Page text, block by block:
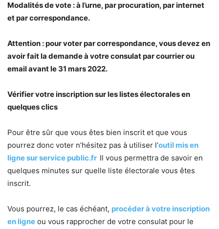
Modalités de vote : à l’urne, par procuration, par internet
et par correspondance.
Attention : pour voter par correspondance, vous devez en
avoir fait la demande à votre consulat par courrier ou
email avant le 31 mars 2022.
Vérifier votre inscription sur les listes électorales en
quelques clics
Pour être sûr que vous êtes bien inscrit et que vous
pourrez donc voter n’hésitez pas à utiliser l’outil mis en
ligne sur service public.fr Il vous permettra de savoir en
quelques minutes sur quelle liste électorale vous êtes
inscrit.
Vous pourrez, le cas échéant, procéder à votre inscription
en ligne ou vous rapprocher de votre consulat pour le